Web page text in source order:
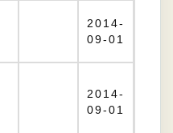
2014-
09-01
2014-
09-01